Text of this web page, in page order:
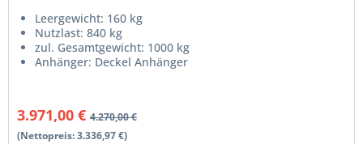
Leergewicht: 160 kg
Nutzlast: 840 kg
zul. Gesamtgewicht: 1000 kg
Anhänger: Deckel Anhänger
3.971,00 € 4.270,00 €
(Nettopreis: 3.336,97 €)